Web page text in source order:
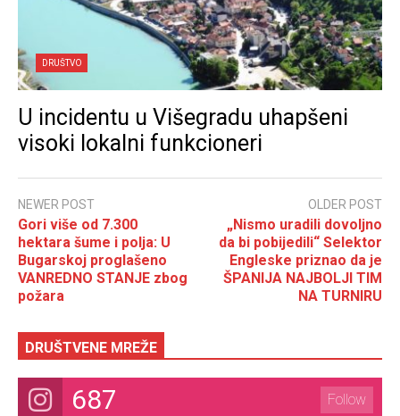
DRUŠTVO
U incidentu u Višegradu uhapšeni
visoki lokalni funkcioneri
NEWER POST
Gori više od 7.300
hektara šume i polja: U
Bugarskoj proglašeno
VANREDNO STANJE zbog
požara
OLDER POST
„Nismo uradili dovoljno
da bi pobijedili“ Selektor
Engleske priznao da je
ŠPANIJA NAJBOLJI TIM
NA TURNIRU
DRUŠTVENE MREŽE
687 Follow